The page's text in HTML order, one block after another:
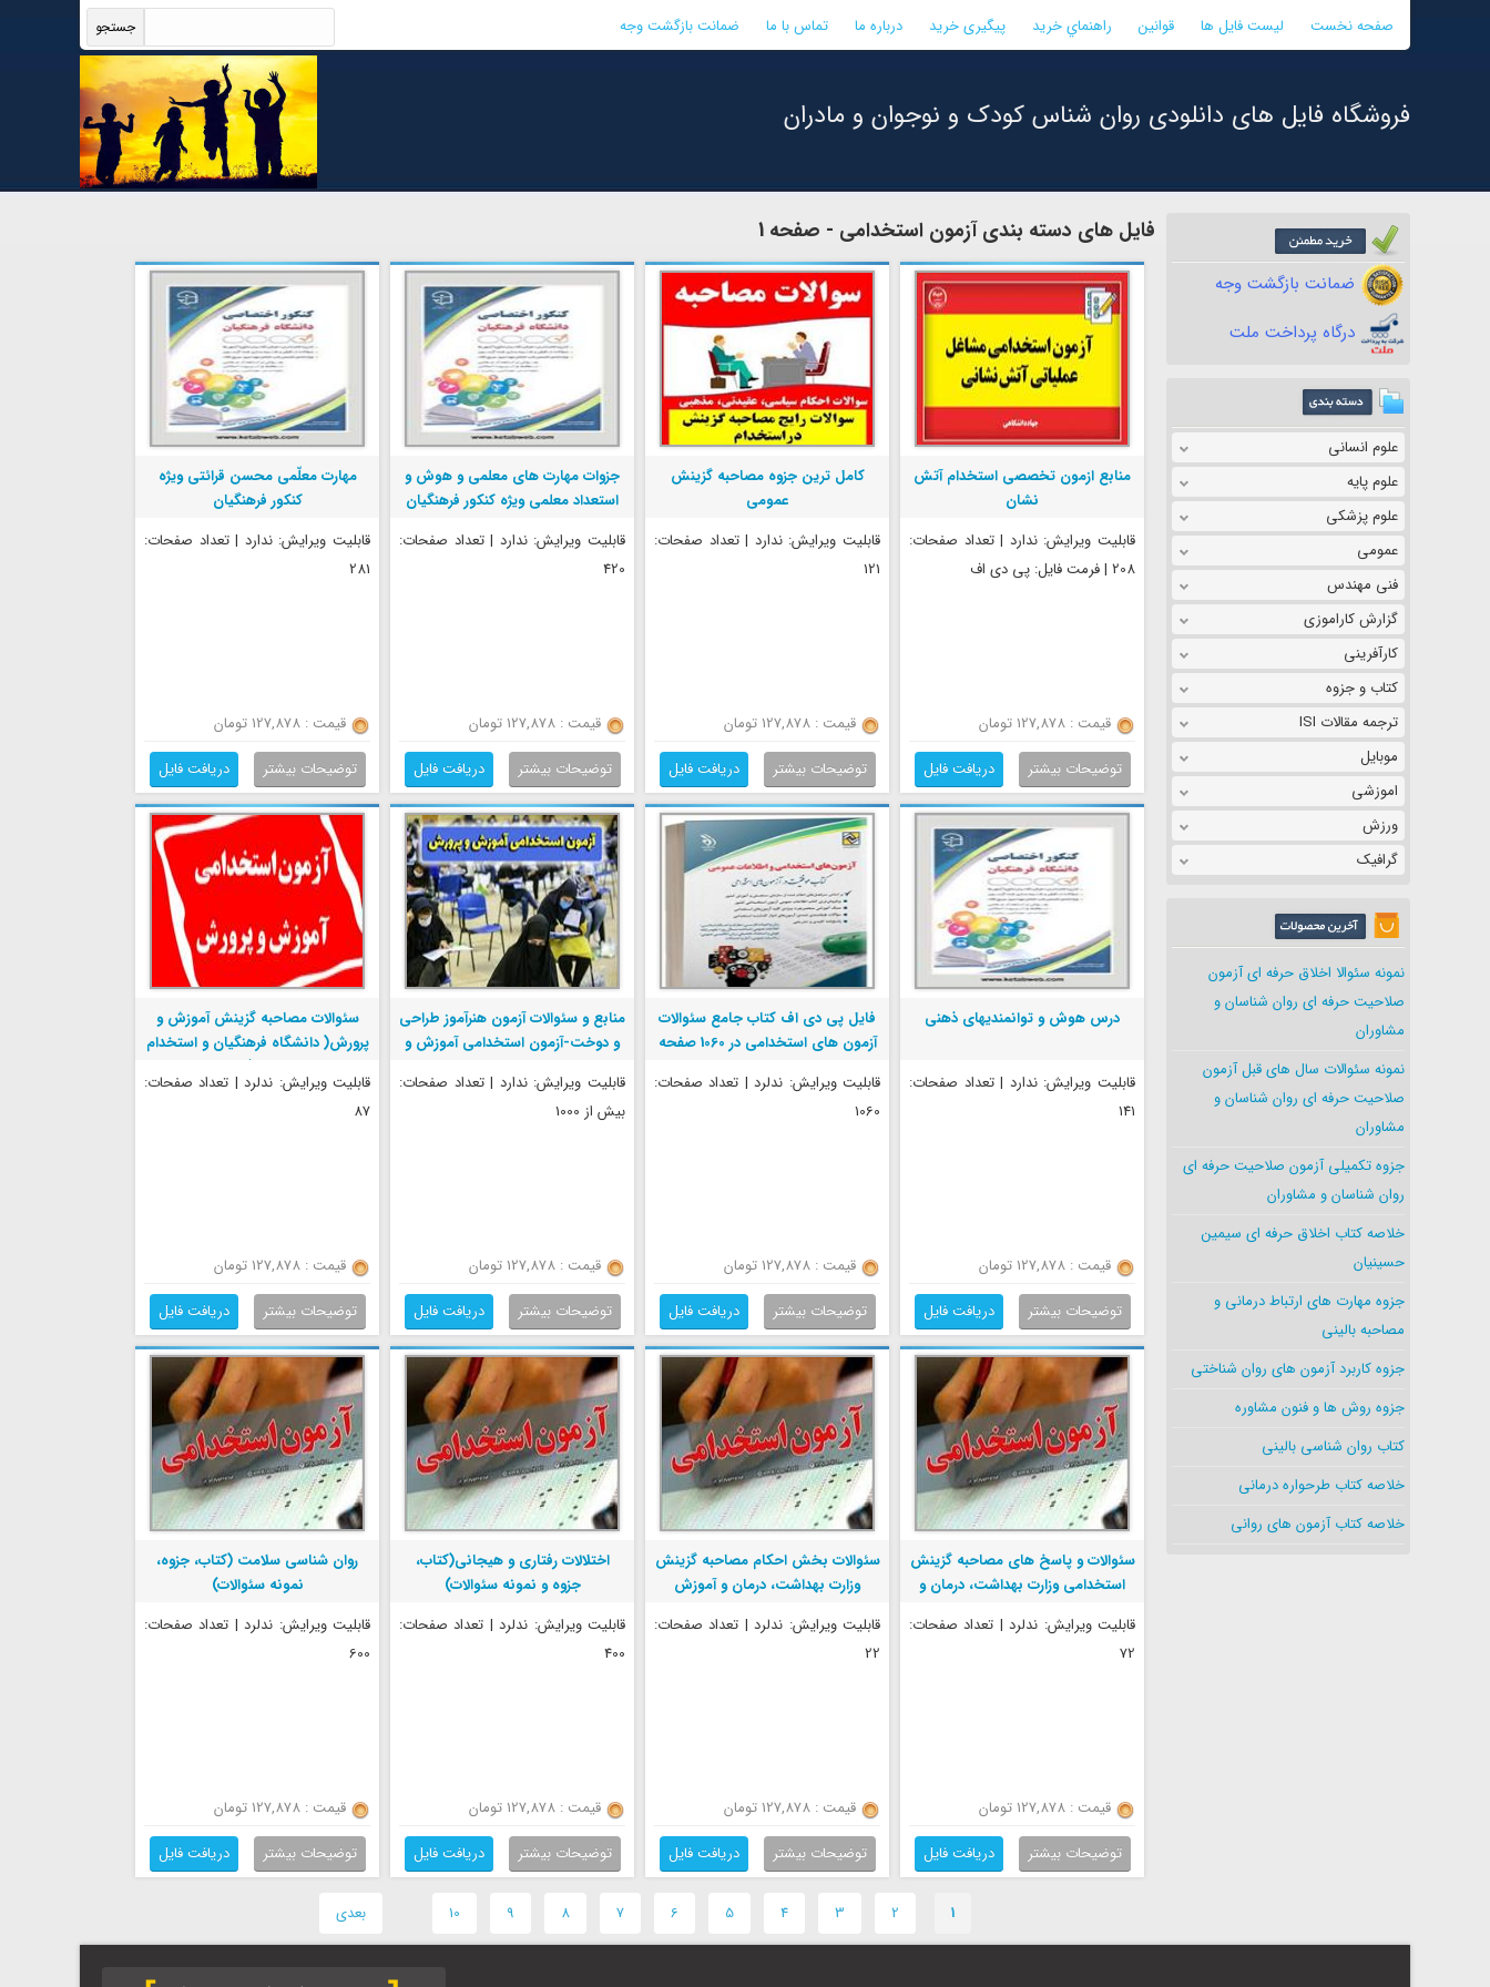
صفحه نخست لیست فایل ها قوانین راهنماي خريد پیگیری خرید درباره ما تماس با ما ضمانت بازگشت وجه
فروشگاه فایل های دانلودی روان شناس کودک و نوجوان و مادران
ضمانت بازگشت وجه
درگاه پرداخت ملت
علوم انسانی
علوم پایه
علوم پزشکی
عمومی
فنی مهندس
گزارش کاراموزی
کارآفرینی
کتاب و جزوه
ترجمه مقالات ISI
موبایل
اموزشی
ورزش
گرافیک
نمونه سئوالا اخلاق حرفه ای آزمون
صلاحیت حرفه ای روان شناسان و
مشاوران
نمونه سئوالات سال های قبل آزمون
صلاحیت حرفه ای روان شناسان و
مشاوران
جزوه تکمیلی آزمون صلاحیت حرفه ای
روان شناسان و مشاوران
خلاصه کتاب اخلاق حرفه ای سیمین
حسینیان
جزوه مهارت های ارتباط درمانی و
مصاحبه بالینی
جزوه کاربرد آزمون های روان شناختی
جزوه روش ها و فنون مشاوره
کتاب روان شناسی بالینی
خلاصه کتاب طرحواره درمانی
خلاصه کتاب آزمون های روانی
فایل های دسته بندی آزمون استخدامی - صفحه 1
منابع ازمون تخصصی استخدام آتش
نشان
قابلیت ویرایش: ندارد | تعداد صفحات:
208 | فرمت فایل: پی دی اف
قیمت : 127,878 تومان
توضیحات بیشتر
دریافت فایل
کامل ترین جزوه مصاحبه گزینش
عمومی
قابلیت ویرایش: ندارد | تعداد صفحات:
121
قیمت : 127,878 تومان
توضیحات بیشتر
دریافت فایل
جزوات مهارت های معلمی و هوش و
استعداد معلمی ویژه کنکور فرهنگیان
قابلیت ویرایش: ندارد | تعداد صفحات:
420
قیمت : 127,878 تومان
توضیحات بیشتر
دریافت فایل
مهارت معلّمی محسن قرائتی ویژه
کنکور فرهنگیان
قابلیت ویرایش: ندارد | تعداد صفحات:
281
قیمت : 127,878 تومان
توضیحات بیشتر
دریافت فایل
درس هوش و توانمندیهای ذهنی
قابلیت ویرایش: ندارد | تعداد صفحات:
141
قیمت : 127,878 تومان
توضیحات بیشتر
دریافت فایل
فایل پی دی اف کتاب جامع سئوالات
آزمون های استخدامی در 1060 صفحه
قابلیت ویرایش: ندلرد | تعداد صفحات:
1060
قیمت : 127,878 تومان
توضیحات بیشتر
دریافت فایل
منابع و سئوالات آزمون هنرآموز طراحی
و دوخت-آزمون استخدامی آموزش و
قابلیت ویرایش: ندارد | تعداد صفحات:
بیش از 1000
قیمت : 127,878 تومان
توضیحات بیشتر
دریافت فایل
سئوالات مصاحبه گزینش آموزش و
پرورش( دانشگاه فرهنگیان و استخدام
آزاد)
قابلیت ویرایش: ندلرد | تعداد صفحات:
87
قیمت : 127,878 تومان
توضیحات بیشتر
دریافت فایل
سئوالات و پاسخ های مصاحبه گزینش
استخدامی وزارت بهداشت، درمان و
قابلیت ویرایش: ندلرد | تعداد صفحات:
72
قیمت : 127,878 تومان
توضیحات بیشتر
دریافت فایل
سئوالات بخش احکام مصاحبه گزینش
وزارت بهداشت، درمان و آموزش
قابلیت ویرایش: ندلرد | تعداد صفحات:
22
قیمت : 127,878 تومان
توضیحات بیشتر
دریافت فایل
اختلالات رفتاری و هیجانی(کتاب،
جزوه و نمونه سئوالات)
قابلیت ویرایش: ندلرد | تعداد صفحات:
400
قیمت : 127,878 تومان
توضیحات بیشتر
دریافت فایل
روان شناسی سلامت (کتاب، جزوه،
نمونه سئوالات)
قابلیت ویرایش: ندلرد | تعداد صفحات:
600
قیمت : 127,878 تومان
توضیحات بیشتر
دریافت فایل
1
2
3
4
5
6
7
8
9
10 بعدی